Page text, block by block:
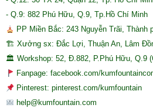
- Q.9: 882 Phú Hữu, Q.9, Tp.Hồ Chí Minh
PP Miền Bắc: 243 Nguyễn Trãi, Thành
🏗 Xưởng sx: Đắc Lợi, Thuận An, Lâm
🏛 Workshop: 52, Đ.882, P.Phú Hữu, Q.9
Fanpage: facebook.com/
Pinterest: pinterest.com/kumfountain
help@kumfountain.com